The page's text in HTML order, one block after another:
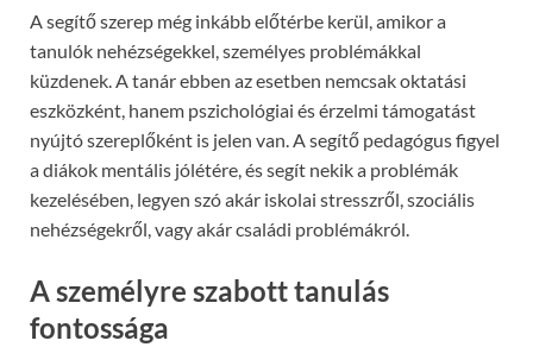
A segítő szerep még inkább előtérbe kerül, amikor a
tanulók nehézségekkel, személyes problémákkal
küzdenek. A tanár ebben az esetben nemcsak oktatási
eszközként, hanem pszichológiai és érzelmi támogatást
nyújtó szereplőként is jelen van. A segítő pedagógus figyel
a diákok mentális jólétére, és segít nekik a problémák
kezelésében, legyen szó akár iskolai stresszről, szociális
nehézségekről, vagy akár családi problémákról.
A személyre szabott tanulás
fontossága